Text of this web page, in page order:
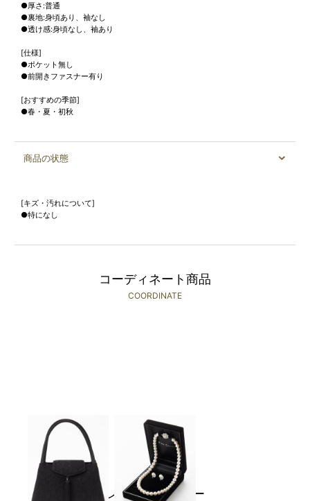
●厚さ:普通
●裏地:身頃あり、袖なし
●透け感:身頃なし、袖あり
[仕様]
●ポケット無し
●前開きファスナー有り
[おすすめの季節]
●春・夏・初秋
商品の状態
[キズ・汚れについて]
●特になし
コーディネート商品
COORDINATE
IWASA
￥3,480(税込)～
Select Shop
￥1,980(税込)～
レンタルレビュー